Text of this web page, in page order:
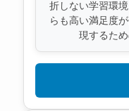
折しない学習環
らも高い満足度
現するた